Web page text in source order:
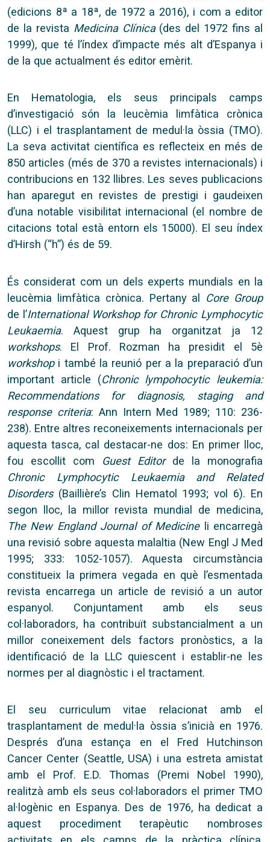
(edicions 8ª a 18ª, de 1972 a 2016), i com a editor
de la revista Medicina Clínica(des del 1972 fins al
1999), que té l’índex d’impacte més alt d’Espanya i
de la que actualment és editor emèrit.
En Hematologia, els seus principals camps
d’investigació són la leucèmia limfàtica crònica
(LLC) i el trasplantament de medul·la òssia (TMO).
La seva activitat científica es reflecteix en més de
850 articles (més de 370 a revistes internacionals) i
contribucions en 132 llibres. Les seves publicacions
han aparegut en revistes de prestigi i gaudeixen
d’una notable visibilitat internacional (el nombre de
citacions total està entorn els 15000). El seu índex
d’Hirsh (“h”) és de 59.
És considerat com un dels experts mundials en la
leucèmia limfàtica crònica. Pertany al Core Group
de l’International Workshop for Chronic Lymphocytic
Leukaemia. Aquest grup ha organitzat ja 12
workshops. El Prof. Rozman ha presidit el 5è
workshopi també la reunió per a la preparació d’un
important article (Chronic lympohocytic leukemia:
Recommendations for diagnosis, staging and
response criteria: Ann Intern Med 1989; 110: 236-
238). Entre altres reconeixements internacionals per
aquesta tasca, cal destacar-ne dos: En primer lloc,
fou escollit com Guest Editorde la monografia
Chronic Lymphocytic Leukaemia and Related
Disorders(Baillière’s Clin Hematol 1993; vol 6). En
segon lloc, la millor revista mundial de medicina,
The New England Journal of Medicineli encarregà
una revisió sobre aquesta malaltia (New Engl J Med
1995; 333: 1052-1057). Aquesta circumstància
constitueix la primera vegada en què l’esmentada
revista encarrega un article de revisió a un autor
espanyol. Conjuntament amb els seus
col·laboradors, ha contribuït substancialment a un
millor coneixement dels factors pronòstics, a la
identificació de la LLC quiescent i establir-ne les
normes per al diagnòstic i el tractament.
El seu curriculum vitae relacionat amb el
trasplantament de medul·la òssia s’inicià en 1976.
Després d’una estança en el Fred Hutchinson
Cancer Center (Seattle, USA) i una estreta amistat
amb el Prof. E.D. Thomas (Premi Nobel 1990),
realitzà amb els seus col·laboradors el primer TMO
al·logènic en Espanya. Des de 1976, ha dedicat a
aquest procediment terapèutic nombroses